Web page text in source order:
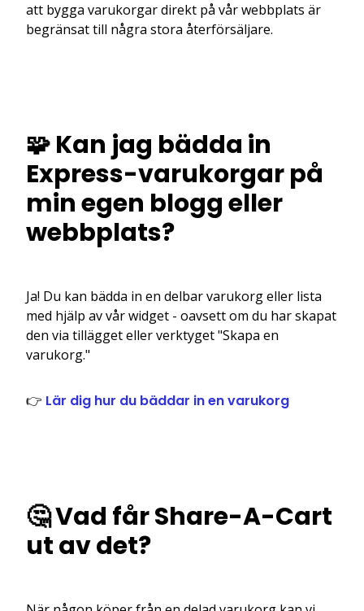
att bygga varukorgar direkt på vår webbplats är
begränsat till några stora återförsäljare.
🧩 Kan jag bädda in
Express-varukorgar på
min egen blogg eller
webbplats?
Ja! Du kan bädda in en delbar varukorg eller lista
med hjälp av vår widget - oavsett om du har skapat
den via tillägget eller verktyget "Skapa en
varukorg."
👉 Lär dig hur du bäddar in en varukorg
🤔 Vad får Share-A-Cart
ut av det?